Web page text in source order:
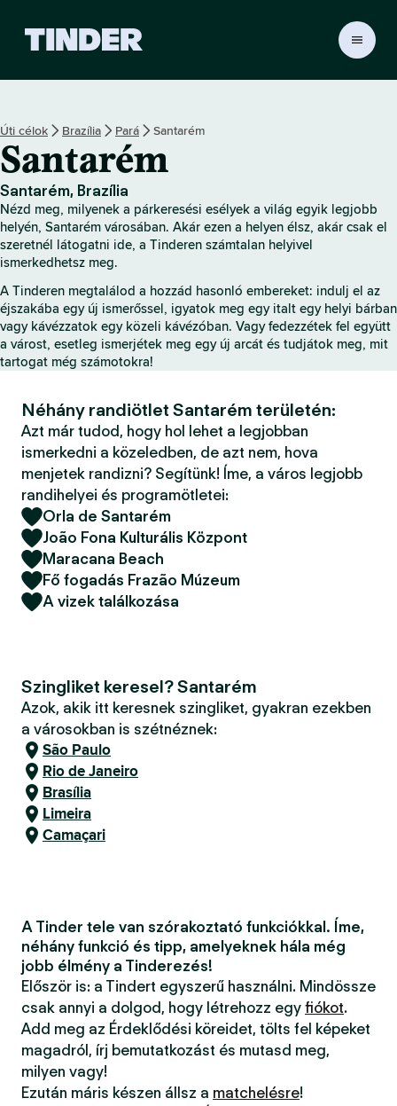
r
K
e
d
ő
o
a
l
Úti célok Brazília Pará Santarém
Santarém
Santarém, Brazília
Nézd meg, milyenek a párkeresési esélyek a világ egyik legjobb
helyén, Santarém városában. Akár ezen a helyen élsz, akár csak el
szeretnél látogatni ide, a Tinderen számtalan helyivel
ismerkedhetsz meg.
A Tinderen megtalálod a hozzád hasonló embereket: indulj el az
éjszakába egy új ismerőssel, igyatok meg egy italt egy helyi bárban
vagy kávézzatok egy közeli kávézóban. Vagy fedezzétek fel együtt
a várost, esetleg ismerjétek meg egy új arcát és tudjátok meg, mit
tartogat még számotokra!
Néhány randiötlet Santarém területén:
Azt már tudod, hogy hol lehet a legjobban
ismerkedni a közeledben, de azt nem, hova
menjetek randizni? Segítünk! Íme, a város legjobb
randihelyei és programötletei:
Orla de Santarém
João Fona Kulturális Központ
Maracana Beach
Fő fogadás Frazão Múzeum
A vizek találkozása
Szingliket keresel? Santarém
Azok, akik itt keresnek szingliket, gyakran ezekben
a városokban is szétnéznek:
São Paulo
Rio de Janeiro
Brasília
Limeira
Camaçari
A Tinder tele van szórakoztató funkciókkal. Íme,
néhány funkció és tipp, amelyeknek hála még
jobb élmény a Tinderezés!
Először is: a Tindert egyszerű használni. Mindössze
csak annyi a dolgod, hogy létrehozz egy fiókot.
Add meg az Érdeklődési köreidet, tölts fel képeket
magadról, írj bemutatkozást és mutasd meg,
milyen vagy!
Ezután máris készen állsz a matchelésre!